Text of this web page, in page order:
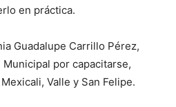
en práctica.
Guadalupe Carrillo Pérez,
por capacitarse,
Valle y San Felipe.